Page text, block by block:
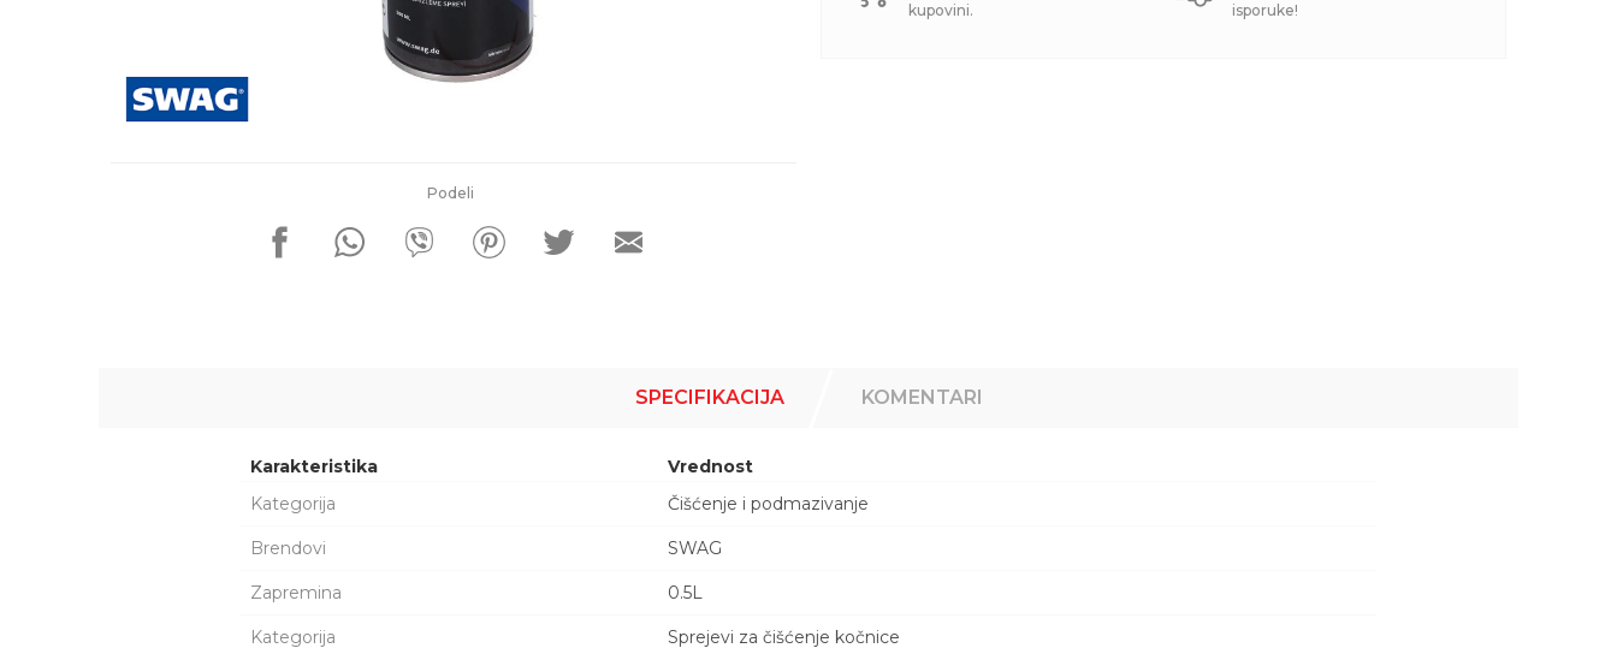
Podeli
kupovini.
isporuke!
SPECIFIKACIJA KOMENTARI
Karakteristika
Vrednost
Kategorija
Čišćenje i podmazivanje
Brendovi SWAG
Zapremina 0.5L
Kategorija Sprejevi za čišćenje kočnice